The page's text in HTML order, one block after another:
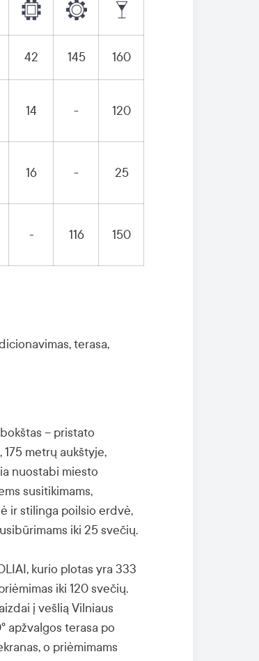
42 145 160
14 - 120
16 - 25
- 116 150
terasa,
– pristato
metrų aukštyje,
nuostabi miesto
susitikimams,
ir stilinga poilsio erdvė,
iki 25 svečių.
kurio plotas yra 333
iki 120 svečių.
į vešlią Vilniaus
apžvalgos terasa po
o priėmimams